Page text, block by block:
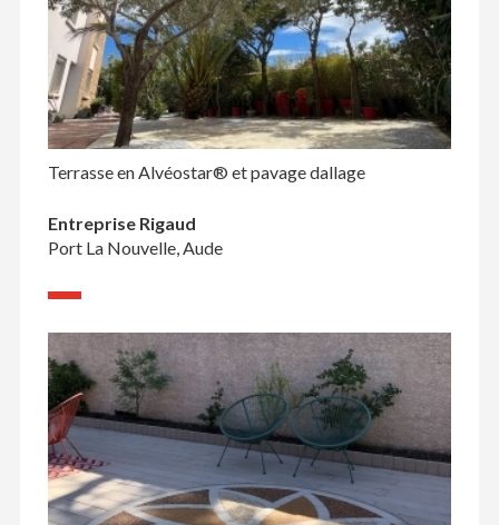
Terrasse en Alvéostar® et pavage dallage
Entreprise Rigaud
Port La Nouvelle, Aude